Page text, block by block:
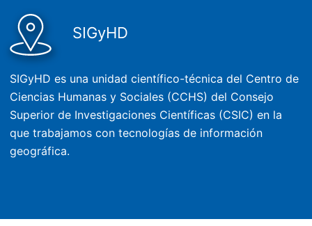
SIGyHD
SIGyHD es una unidad científico-técnica del Centro de
Ciencias Humanas y Sociales (CCHS) del Consejo
Superior de Investigaciones Científicas (CSIC) en la
que trabajamos con tecnologías de información
geográfica.